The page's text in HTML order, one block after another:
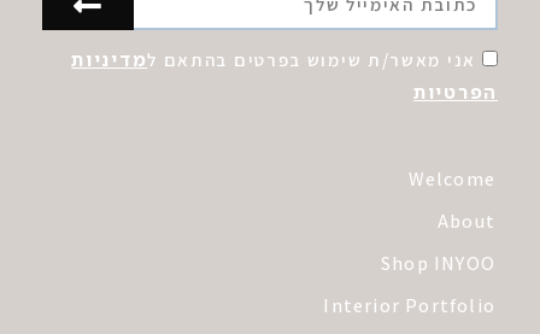
Welcome
About
Shop INYOO
Interior Portfolio
אני מאשר/ת שימוש בפרטים בהתאם למדיניות
הפרטיות